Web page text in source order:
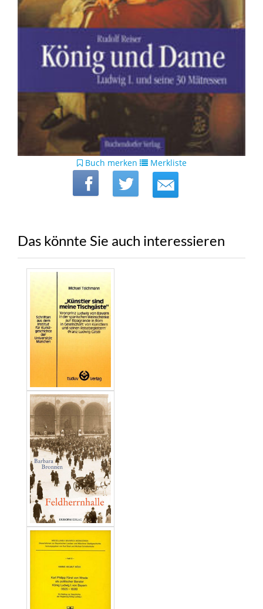
Buch merken Merkliste
Das könnte Sie auch interessieren